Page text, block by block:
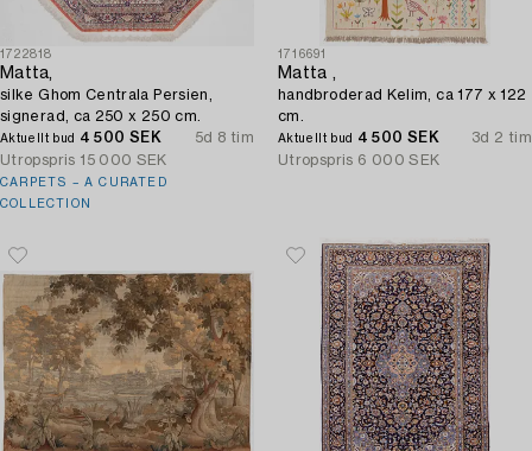
1722818
Matta,
silke Ghom Centrala Persien,
signerad, ca 250 x 250 cm.
Aktuellt bud 4 500 SEK
5d 8 tim
Utropspris 15 000 SEK
CARPETS – A CURATED
COLLECTION
1716691
Matta ,
handbroderad Kelim, ca 177 x 122
cm.
Aktuellt bud 4 500 SEK
3d 2 tim
Utropspris 6 000 SEK